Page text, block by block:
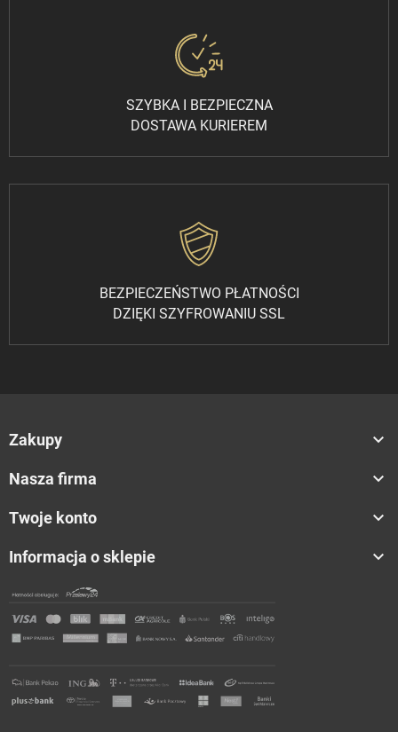
SZYBKA I BEZPIECZNA
DOSTAWA KURIEREM
BEZPIECZEŃSTWO PŁATNOŚCI
DZIĘKI SZYFROWANIU SSL
Zakupy 
Nasza firma 
Twoje konto 
Informacja o sklepie 